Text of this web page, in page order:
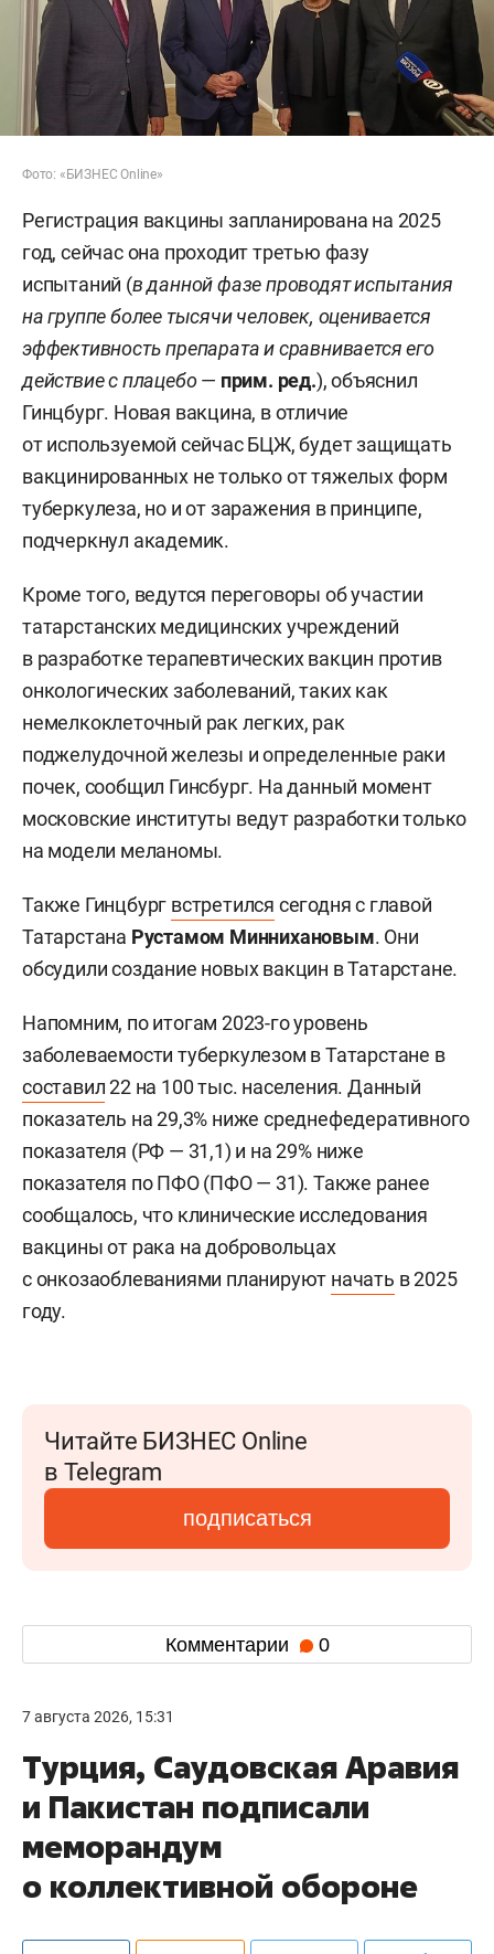
Фото: «БИЗНЕС Online»
Регистрация вакцины запланирована на 2025
год, сейчас она проходит третью фазу
испытаний (в данной фазе проводят испытания
на группе более тысячи человек, оценивается
эффективность препарата и сравнивается его
действие с плацебо— прим. ред.), объяснил
Гинцбург. Новая вакцина, в отличие
от используемой сейчас БЦЖ, будет защищать
вакцинированных не только от тяжелых форм
туберкулеза, но и от заражения в принципе,
подчеркнул академик.
Кроме того, ведутся переговоры об участии
татарстанских медицинских учреждений
в разработке терапевтических вакцин против
онкологических заболеваний, таких как
немелкоклеточный рак легких, рак
поджелудочной железы и определенные раки
почек, сообщил Гинсбург. На данный момент
московские институты ведут разработки только
на модели меланомы.
Также Гинцбург встретился сегодня с главой
Татарстана Рустамом Миннихановым. Они
обсудили создание новых вакцин в Татарстане.
Напомним, по итогам 2023-го уровень
заболеваемости туберкулезом в Татарстане в
составил22 на 100 тыс. населения. Данный
показатель на 29,3% ниже среднефедеративного
показателя (РФ — 31,1) и на 29% ниже
показателя по ПФО (ПФО — 31). Также ранее
сообщалось, что клинические исследования
вакцины от рака на добровольцах
с онкозаоблеваниями планируют начать в 2025
году.
Читайте БИЗНЕС Online
в Telegram
подписаться
Комментарии 0
7 августа 2026, 15:31
Турция, Саудовская Аравия
и Пакистан подписали
меморандум
о коллективной обороне